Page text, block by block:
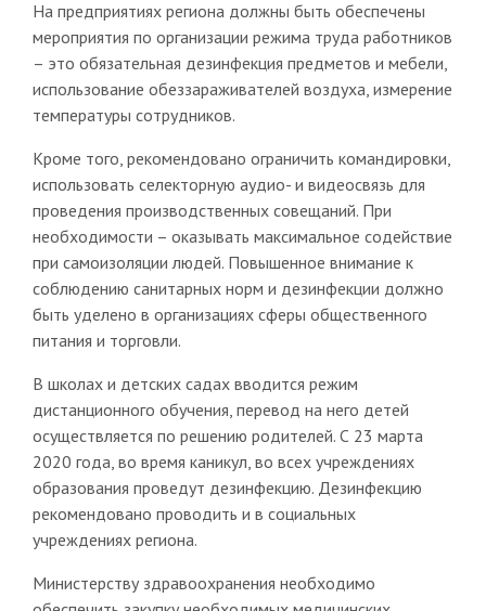
На предприятиях региона должны быть обеспечены
мероприятия по организации режима труда работников
– это обязательная дезинфекция предметов и мебели,
использование обеззараживателей воздуха, измерение
температуры сотрудников.
Кроме того, рекомендовано ограничить командировки,
использовать селекторную аудио- и видеосвязь для
проведения производственных совещаний. При
необходимости – оказывать максимальное содействие
при самоизоляции людей. Повышенное внимание к
соблюдению санитарных норм и дезинфекции должно
быть уделено в организациях сферы общественного
питания и торговли.
В школах и детских садах вводится режим
дистанционного обучения, перевод на него детей
осуществляется по решению родителей. С 23 марта
2020 года, во время каникул, во всех учреждениях
образования проведут дезинфекцию. Дезинфекцию
рекомендовано проводить и в социальных
учреждениях региона.
Министерству здравоохранения необходимо